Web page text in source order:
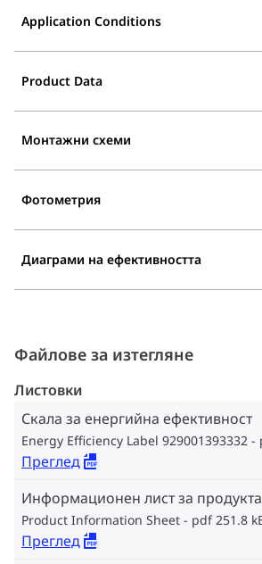
Application Conditions
Product Data
Монтажни схеми
Фотометрия
Диаграми на ефективността
Файлове за изтегляне
Листовки
Скала за енергийна ефективност
Energy Efficiency Label 929001393332
Преглед
Информационен лист за продукта
Product Information Sheet pdf 251.8
Преглед